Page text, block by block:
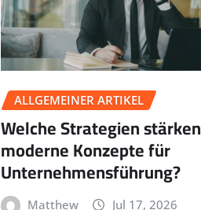
ALLGEMEINER ARTIKEL
Welche Strategien stärken
moderne Konzepte für
Unternehmensführung?
Matthew Jul 17, 2026